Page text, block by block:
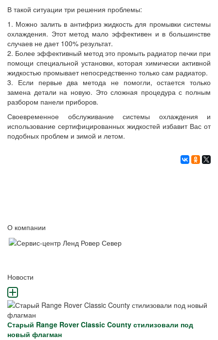
В такой ситуации три решения проблемы:
1. Можно залить в антифриз жидкость для промывки системы
охлаждения. Этот метод мало эффективен и в большинстве
случаев не дает 100% результат.
2. Более эффективный метод это промыть радиатор печки при
помощи специальной установки, которая химически активной
жидкостью промывает непосредственно только сам радиатор.
3. Если первые два метода не помогли, остается только
замена детали на новую. Это сложная процедура с полным
разбором панели приборов.
Своевременное обслуживание системы охлаждения и
использование сертифицированных жидкостей избавит Вас от
подобных проблем и зимой и летом.
О компании
Новости
Старый Range Rover Classic County стилизовали под
новый флагман